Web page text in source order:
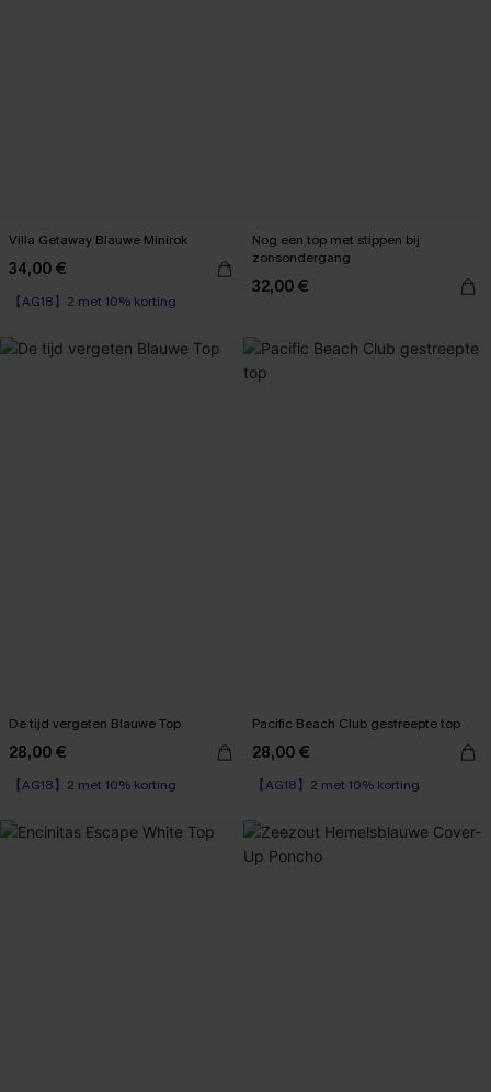
Villa Getaway Blauwe Minirok
34,00 €
【AG18】2 met 10% korting
Nog een top met stippen bij
zonsondergang
32,00 €
De tijd vergeten Blauwe Top
28,00 €
【AG18】2 met 10% korting
Pacific Beach Club gestreepte top
28,00 €
【AG18】2 met 10% korting